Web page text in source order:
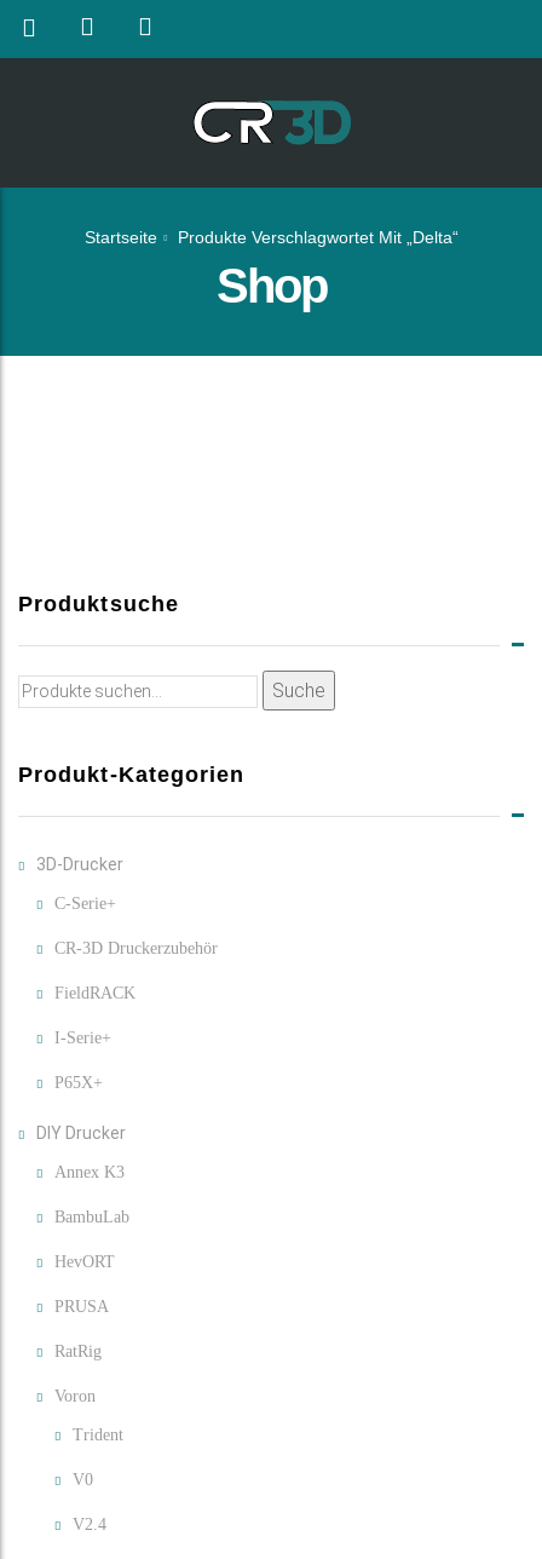
Startseite Produkte Verschlagwortet Mit „Delta“
Shop
Produktsuche
Suche
Suche
Produkt-Kategorien
3D-Drucker
C-Serie+
CR-3D Druckerzubehör
FieldRACK
I-Serie+
P65X+
DIY Drucker
Annex K3
BambuLab
HevORT
PRUSA
RatRig
Voron
Trident
V0
V2.4